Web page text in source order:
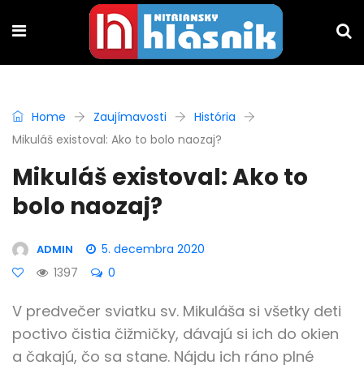
Home Zaujímavosti
História
Mikuláš existoval: Ako to bolo naozaj?
Mikuláš existoval: Ako to
bolo naozaj?
ADMIN
5. decembra 2020
1397
0
V predvečer sviatku sv. Mikuláša si všetky deti
poctivo čistia čižmičky, dávajú si ich do okien
a čakajú, čo sa stane. Nájdu ich ráno plné